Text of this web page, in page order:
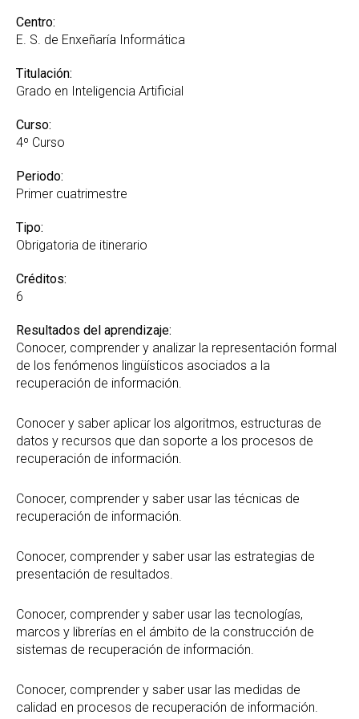
Centro:
E. S. de Enxeñaría Informática
Titulación:
Grado en Inteligencia Artificial
Curso:
4º Curso
Periodo:
Primer cuatrimestre
Tipo:
Obrigatoria de itinerario
Créditos:
6
Resultados del aprendizaje:
Conocer, comprender y analizar la representación formal
de los fenómenos lingüísticos asociados a la
recuperación de información.
Conocer y saber aplicar los algoritmos, estructuras de
datos y recursos que dan soporte a los procesos de
recuperación de información.
Conocer, comprender y saber usar las técnicas de
recuperación de información.
Conocer, comprender y saber usar las estrategias de
presentación de resultados.
Conocer, comprender y saber usar las tecnologías,
marcos y librerías en el ámbito de la construcción de
sistemas de recuperación de información.
Conocer, comprender y saber usar las medidas de
calidad en procesos de recuperación de información.